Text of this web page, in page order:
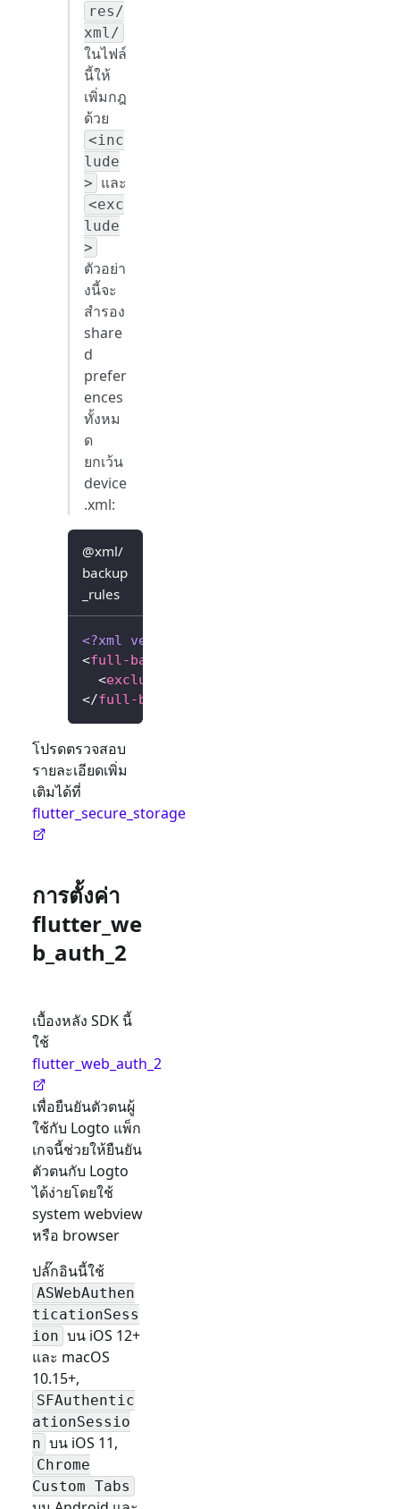
res/
xml/
ในไฟล์
นี้ให้
เพิ่มกฎ
ด้วย
<inc
lude
> และ
<exc
lude
>
ตัวอย่า
งนี้จะ
สำรอง
share
d
prefer
ences
ทั้งหม
ด
ยกเว้น
device
.xml:
@xml/
backup
_rules
<?xml version="1.0" encoding="utf-8"?>
<full-backup-content
<exclude
</full-backup-content
โปรดตรวจสอบ
รายละเอียดเพิ่ม
เติมได้ที่
flutter_secure_storage
การตั้งค่า
flutter_we
b_auth_2
เบื้องหลัง SDK นี้
ใช้
flutter_web_auth_2
เพื่อยืนยันตัวตนผู้
ใช้กับ Logto แพ็ก
เกจนี้ช่วยให้ยืนยัน
ตัวตนกับ Logto
ได้ง่ายโดยใช้
system webview
หรือ browser
ปลั๊กอินนี้ใช้
ASWebAuthen
ticationSess
ion บน iOS 12+
และ macOS
10.15+,
SFAuthentic
ationSessio
n บน iOS 11,
Chrome
Custom Tabs